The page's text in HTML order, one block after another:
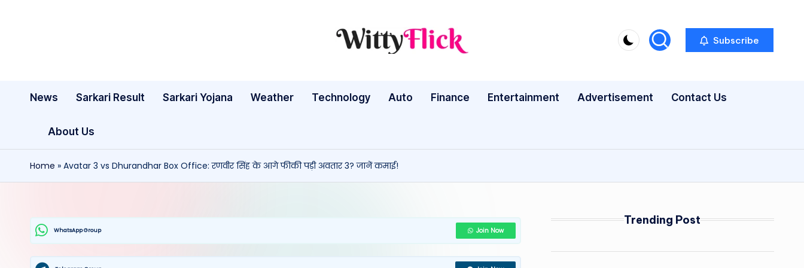
W
ty
ic
k:
WittyFlick:
Tech
Subscribe
News Sarkari Result Sarkari Yojana Weather Technology Auto Finance Entertainment Advertisement Contact Us
About Us
Home » Avatar 3 vs Dhurandhar Box Office: रणवीर सिंह के आगे फीकी पड़ी अवतार 3? जानें कमाई!
WhatsApp Group Join Now
Trending Post